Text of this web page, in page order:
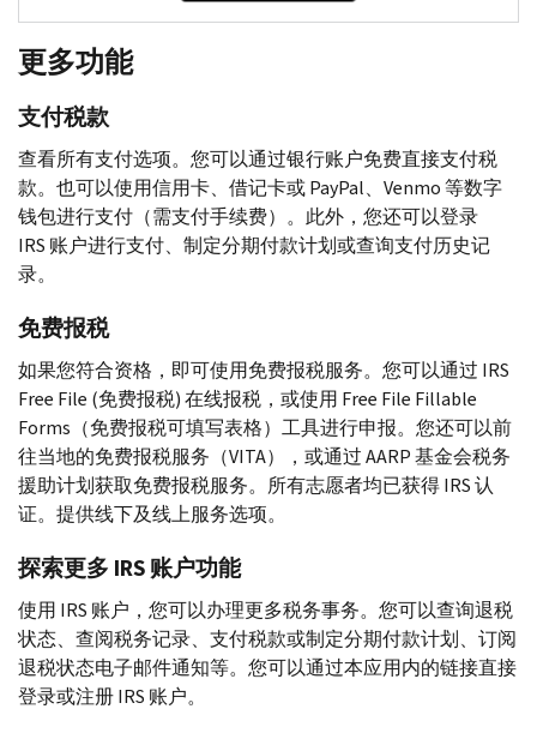
更多功能
支付税款
查看所有支付选项。您可以通过银行账户免费直接支付税
款。也可以使用信用卡、借记卡或PayPal、 Venmo等数字
钱包进行支付（需支付手续费）。此外，您还可以登录
IRS 账户进行支付、制定分期付款计划或查询支付历史记
录。
免费报税
如果您符合资格，即可使用免费报税服务。您可以通过 IRS
Free File (免费报税) 在线报税，或使用 Free File Fillable
Forms （免费报税可填写表格）工具进行申报。您还可以前
往当地的免费报税服务（VITA），或通过AARP基金会税务
援助计划获取免费报税服务。所有志愿者均已获得IRS认
证。提供线下及线上服务选项。
探索更多 IRS 账户功能
使用 IRS 账户，您可以办理更多税务事务。您可以查询退税
状态、查阅税务记录、支付税款或制定分期付款计划、订阅
退税状态电子邮件通知等。您可以通过本应用内的链接直接
登录或注册IRS 账户。